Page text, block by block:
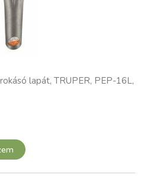
lapát, TRUPER, PEP-16L,